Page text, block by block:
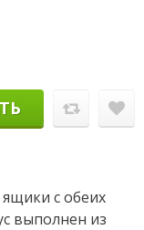
с обеих
выполнен из